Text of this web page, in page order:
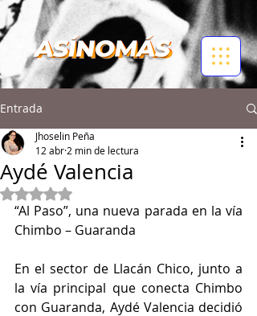
Entrada
Aydé Valencia
Jhoselin Peña
12 abr 2 min de lectura
Obtuvo NaN de 5 estrellas.
“Al Paso”, una nueva parada en la vía
Chimbo – Guaranda
En el sector de Llacán Chico, junto a
la vía principal que conecta Chimbo
con Guaranda, Aydé Valencia decidió